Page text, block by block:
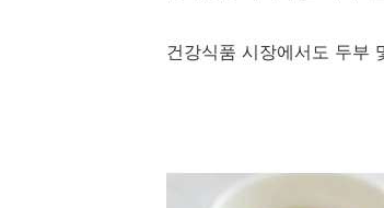
건강식품 시장에서도 두부